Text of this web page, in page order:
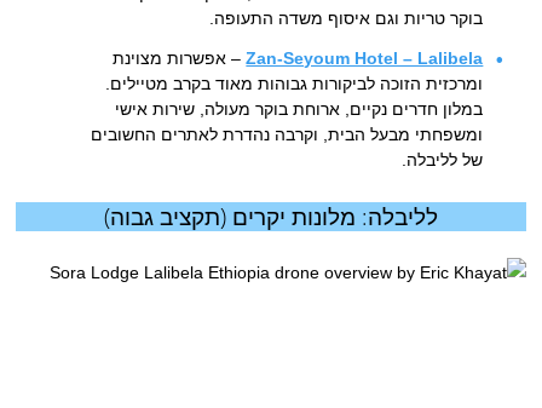
בוקר טריות וגם איסוף משדה התעופה.
Zan-Seyoum Hotel – Lalibela– אפשרות מצוינת
ומרכזית הזוכה לביקורות גבוהות מאוד בקרב מטיילים.
במלון חדרים נקיים, ארוחת בוקר מעולה, שירות אישי
ומשפחתי מבעל הבית, וקרבה נהדרת לאתרים החשובים
של לליבלה.
לליבלה: מלונות יקרים (תקציב גבוה)